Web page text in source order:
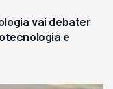
vai debater
e